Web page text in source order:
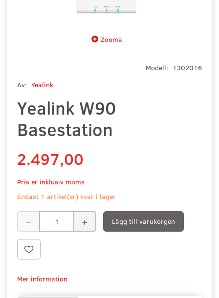
Zooma
Modell:
1302016
Av: Yealink
Yealink W90
Basestation
2.497,00
Pris er inklusiv moms
Endast 1 artikel(er) kvar i lager
Lägg till varukorgen
Mer information